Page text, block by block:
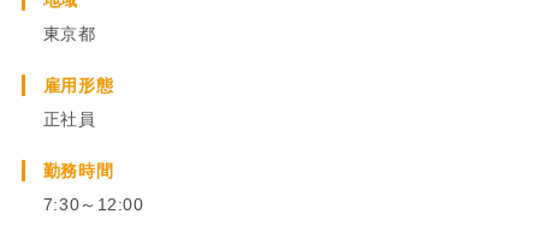
東京都
雇用形態
正社員
勤務時間
7:30～12:00